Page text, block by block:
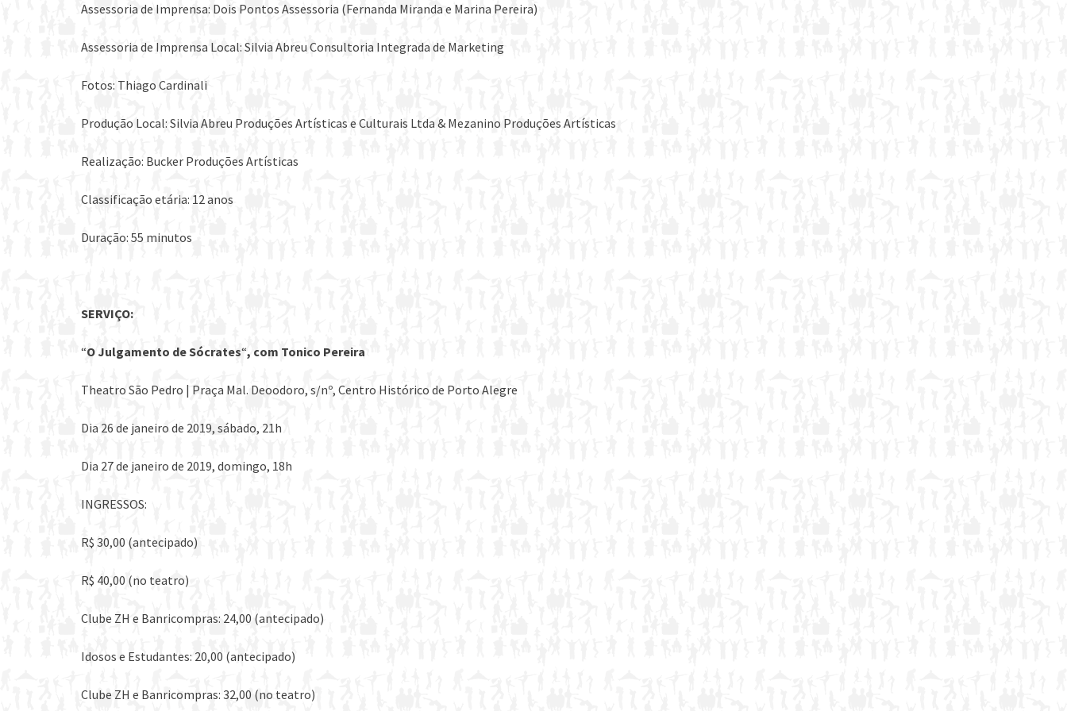
Assessoria de Imprensa: Dois Pontos Assessoria (Fernanda Miranda e Marina Pereira)
Assessoria de Imprensa Local: Silvia Abreu Consultoria Integrada de Marketing
Fotos: Thiago Cardinali
Produção Local: Silvia Abreu Produções Artísticas e Culturais Ltda & Mezanino Produções Artísticas
Realização: Bucker Produções Artísticas
Classificação etária: 12 anos
Duração: 55 minutos
SERVIÇO:
“O Julgamento de Sócrates“, com Tonico Pereira
Theatro São Pedro | Praça Mal. Deoodoro, s/nº, Centro Histórico de Porto Alegre
Dia 26 de janeiro de 2019, sábado, 21h
Dia 27 de janeiro de 2019, domingo, 18h
INGRESSOS:
R$ 30,00 (antecipado)
R$ 40,00 (no teatro)
Clube ZH e Banricompras: 24,00 (antecipado)
Idosos e Estudantes: 20,00 (antecipado)
Clube ZH e Banricompras: 32,00 (no teatro)